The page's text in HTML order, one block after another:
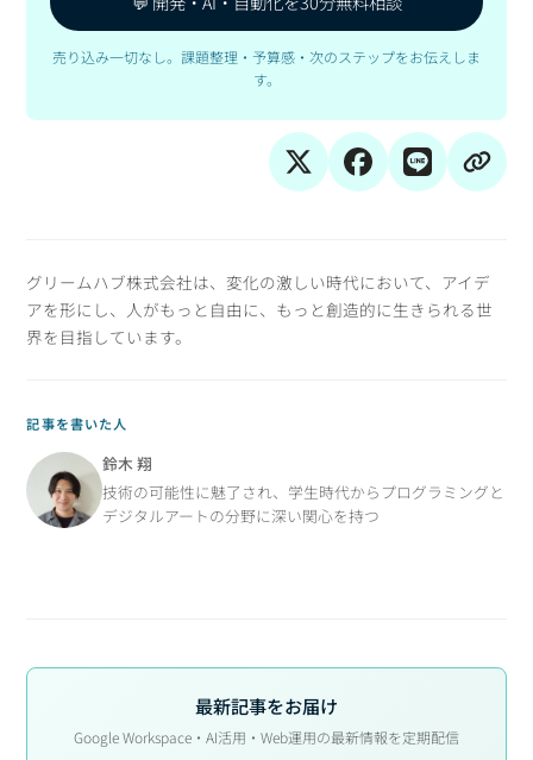
売り込み一切なし。課題整理・予算感・次のステップをお伝えしま
す。
グリームハブ株式会社は、変化の激しい時代において、アイデ
アを形にし、人がもっと自由に、もっと創造的に生きられる世
界を目指しています。
記事を書いた人
鈴木 翔
技術の可能性に魅了され、学生時代からプログラミングと
デジタルアートの分野に深い関心を持つ
最新記事をお届け
Google Workspace・AI活用・Web運用の最新情報を定期配信